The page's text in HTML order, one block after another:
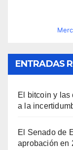
ENTRADAS
El bitcoin y las
a la
El Senado de
aprobación en